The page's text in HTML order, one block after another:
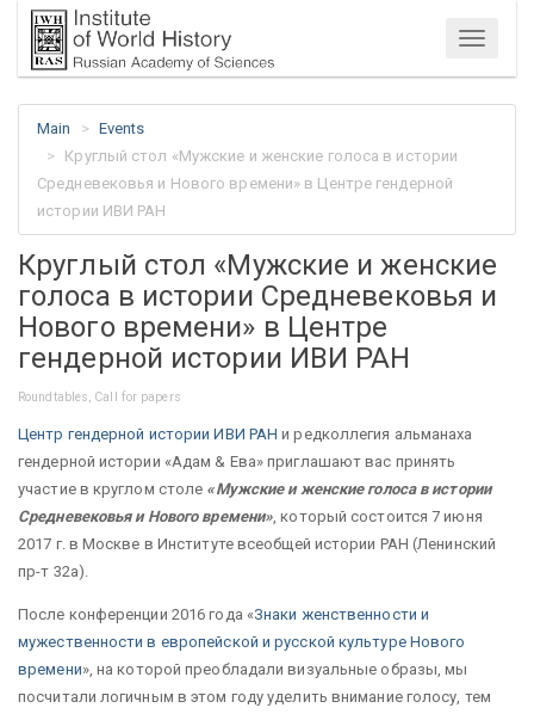
Menu
Main
Events
Круглый стол «Мужские и женские голоса в истории
Средневековья и Нового времени» в Центре гендерной
истории ИВИ РАН
Круглый стол «Мужские и женские
голоса в истории Средневековья и
Нового времени» в Центре
гендерной истории ИВИ РАН
Roundtables, Call for papers
Центр гендерной истории ИВИ РАН и редколлегия альманаха
гендерной истории «Адам & Ева» приглашают вас принять
участие в круглом столе «Мужские и женские голоса в истории
Средневековья и Нового времени», который состоится 7 июня
2017 г. в Москве в Институте всеобщей истории РАН (Ленинский
пр-т 32а).
После конференции 2016 года «Знаки женственности и
мужественности в европейской и русской культуре Нового
времени», на которой преобладали визуальные образы, мы
посчитали логичным в этом году уделить внимание голосу, тем